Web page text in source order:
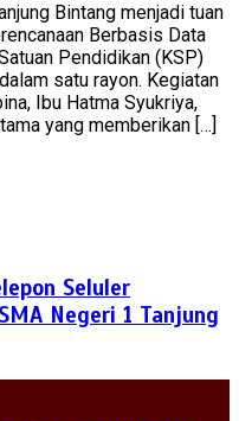
Bintang menjadi tuan
Berbasis Data
Pendidikan (KSP)
satu rayon. Kegiatan
Ibu Hatma Syukriya,
yang memberikan […]
Seluler
Negeri 1 Tanjung